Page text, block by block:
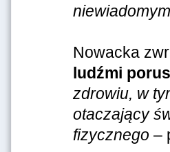
Nowacka
ludźmi
zdrowiu, w
otaczający
fizycznego –